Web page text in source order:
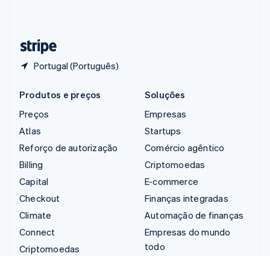
Portugal (Português)
Produtos e preços
Preços
Atlas
Reforço de autorização
Billing
Capital
Checkout
Climate
Connect
Criptomoedas
Soluções
Empresas
Startups
Comércio agêntico
Criptomoedas
E-commerce
Finanças integradas
Automação de finanças
Empresas do mundo
todo